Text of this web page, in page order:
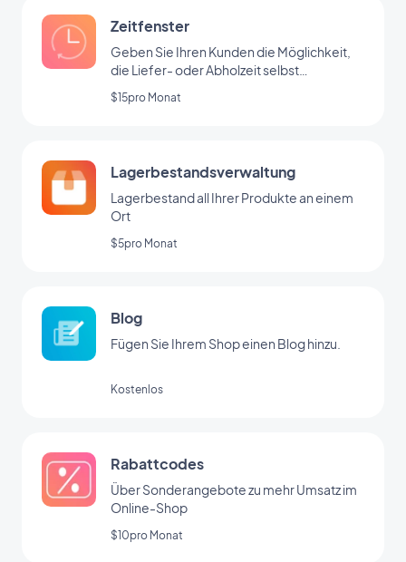
Zeitfenster
Geben Sie Ihren Kunden die Möglichkeit,
die Liefer- oder Abholzeit selbst
auszuwählen
$15pro Monat
Lagerbestandsverwaltung
Lagerbestand all Ihrer Produkte an einem
Ort
$5pro Monat
Blog
Fügen Sie Ihrem Shop einen Blog hinzu.
Kostenlos
Rabattcodes
Über Sonderangebote zu mehr Umsatz im
Online-Shop
$10pro Monat